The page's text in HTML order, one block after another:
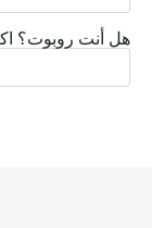
هل أنت روبوت؟